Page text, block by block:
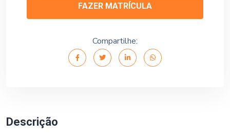
Descrição
FAZER MATRÍCULA
Compartilhe: